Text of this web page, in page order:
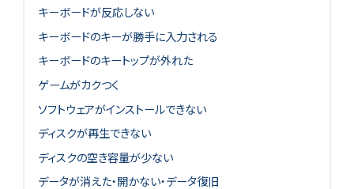
キーボードが反応しない
キーボードのキーが勝手に入力される
キーボードのキートップが外れた
ゲームがカクつく
ソフトウェアがインストールできない
ディスクが再生できない
ディスクの空き容量が少ない
データが消えた・開かない・データ復旧